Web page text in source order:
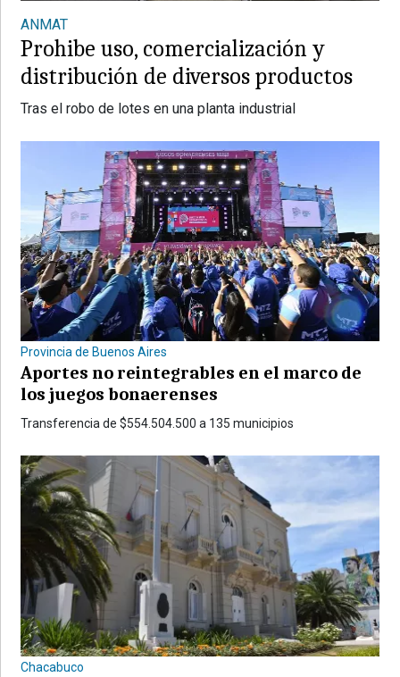
ANMAT
Prohibe uso, comercialización y
distribución de diversos productos
Tras el robo de lotes en una planta industrial
Provincia de Buenos Aires
Aportes no reintegrables en el marco de
los juegos bonaerenses
Transferencia de $554.504.500 a 135 municipios
Chacabuco